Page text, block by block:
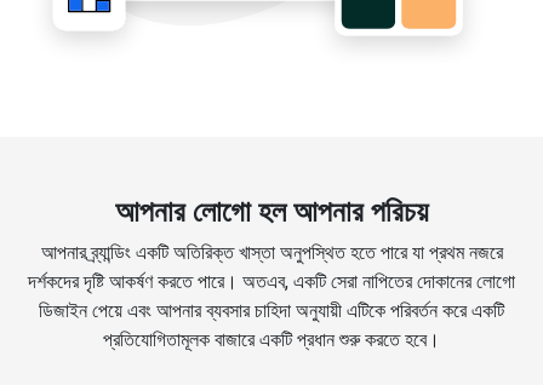
আপনার লোগো হল আপনার পরিচয়
আপনার ব্র্যান্ডিং একটি অতিরিক্ত খাস্তা অনুপস্থিত হতে পারে যা প্রথম নজরে
দর্শকদের দৃষ্টি আকর্ষণ করতে পারে। অতএব, একটি সেরা নাপিতের দোকানের লোগো
ডিজাইন পেয়ে এবং আপনার ব্যবসার চাহিদা অনুযায়ী এটিকে পরিবর্তন করে একটি
প্রতিযোগিতামূলক বাজারে একটি প্রধান শুরু করতে হবে।